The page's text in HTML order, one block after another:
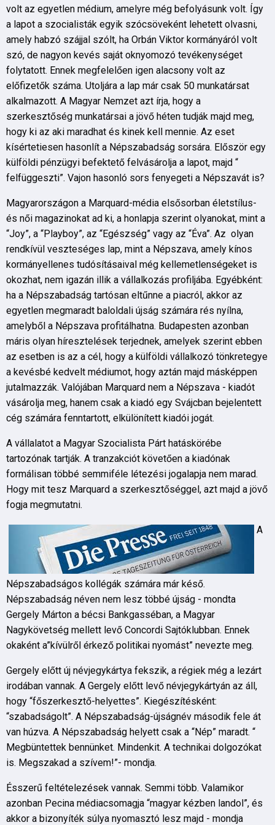
volt az egyetlen médium, amelyre még befolyásunk volt. Így
a lapot a szocialisták egyik szócsöveként lehetett olvasni,
amely habzó szájjal szólt, ha Orbán Viktor kormányáról volt
szó, de nagyon kevés saját oknyomozó tevékenységet
folytatott. Ennek megfelelően igen alacsony volt az
előfizetők száma. Utoljára a lap már csak 50 munkatársat
alkalmazott. A Magyar Nemzet azt írja, hogy a
szerkesztőség munkatársai a jövő héten tudják majd meg,
hogy ki az aki maradhat és kinek kell mennie. Az eset
kísértetiesen hasonlít a Népszabadság sorsára. Először egy
külföldi pénzügyi befektető felvásárolja a lapot, majd “
felfüggeszti”. Vajon hasonló sors fenyegeti a Népszavát is?
Magyarországon a Marquard-média elsősorban életstílus-
és női magazinokat ad ki, a honlapja szerint olyanokat, mint a
“Joy”, a “Playboy”, az “Egészség” vagy az “Éva”. Az olyan
rendkívül veszteséges lap, mint a Népszava, amely kínos
kormányellenes tudósításaival még kellemetlenségeket is
okozhat, nem igazán illik a vállalkozás profiljába. Egyébként:
ha a Népszabadság tartósan eltűnne a piacról, akkor az
egyetlen megmaradt baloldali újság számára rés nyílna,
amelyből a Népszava profitálhatna. Budapesten azonban
máris olyan híresztelések terjednek, amelyek szerint ebben
az esetben is az a cél, hogy a külföldi vállalkozó tönkretegye
a kevésbé kedvelt médiumot, hogy aztán majd másképpen
jutalmazzák. Valójában Marquard nem a Népszava - kiadót
vásárolja meg, hanem csak a kiadó egy Svájcban bejelentett
cég számára fenntartott, elkülönített kiadói jogát.
A vállalatot a Magyar Szocialista Párt hatáskörébe
tartozónak tartják. A tranzakciót követően a kiadónak
formálisan többé semmiféle létezési jogalapja nem marad.
Hogy mit tesz Marquard a szerkesztőséggel, azt majd a jövő
fogja megmutatni.
A
Népszabadságos kollégák számára már késő.
Népszabadság néven nem lesz többé újság - mondta
Gergely Márton a bécsi Bankgasséban, a Magyar
Nagykövetség mellett levő Concordi Sajtóklubban. Ennek
okaként a”kívülről érkező politikai nyomást” nevezte meg.
Gergely előtt új névjegykártya fekszik, a régiek még a lezárt
irodában vannak. A Gergely előtt levő névjegykártyán az áll,
hogy “főszerkesztő-helyettes”. Kiegészítésként:
“szabadságolt”. A Népszabadság-újságnév második fele át
van húzva. A Népszabadság helyett csak a “Nép” maradt. “
Megbüntettek bennünket. Mindenkit. A technikai dolgozókat
is. Megszakad a szívem!”- mondja.
Ésszerű feltételezések vannak. Semmi több. Valamikor
azonban Pecina médiacsomagja “magyar kézben landol”, és
akkor a bizonyíték súlya nyomasztó lesz majd - mondja